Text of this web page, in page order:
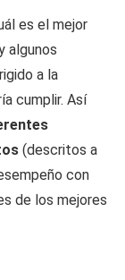
es el mejor
algunos
a la
cumplir. Así
(descritos a
con
de los mejores